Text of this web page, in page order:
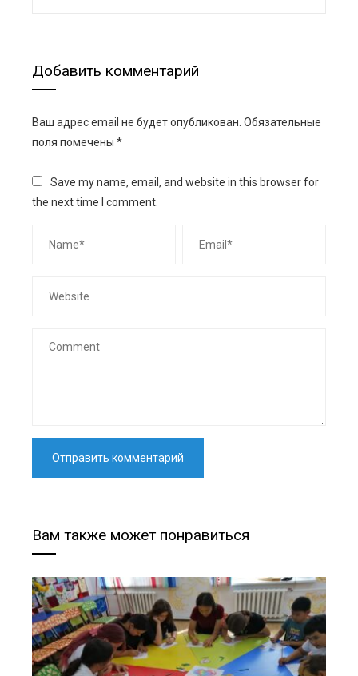
Добавить комментарий
Ваш адрес email не будет опубликован. Обязательные
поля помечены *
Save my name, email, and website in this browser for
the next time I comment.
Вам также может понравиться